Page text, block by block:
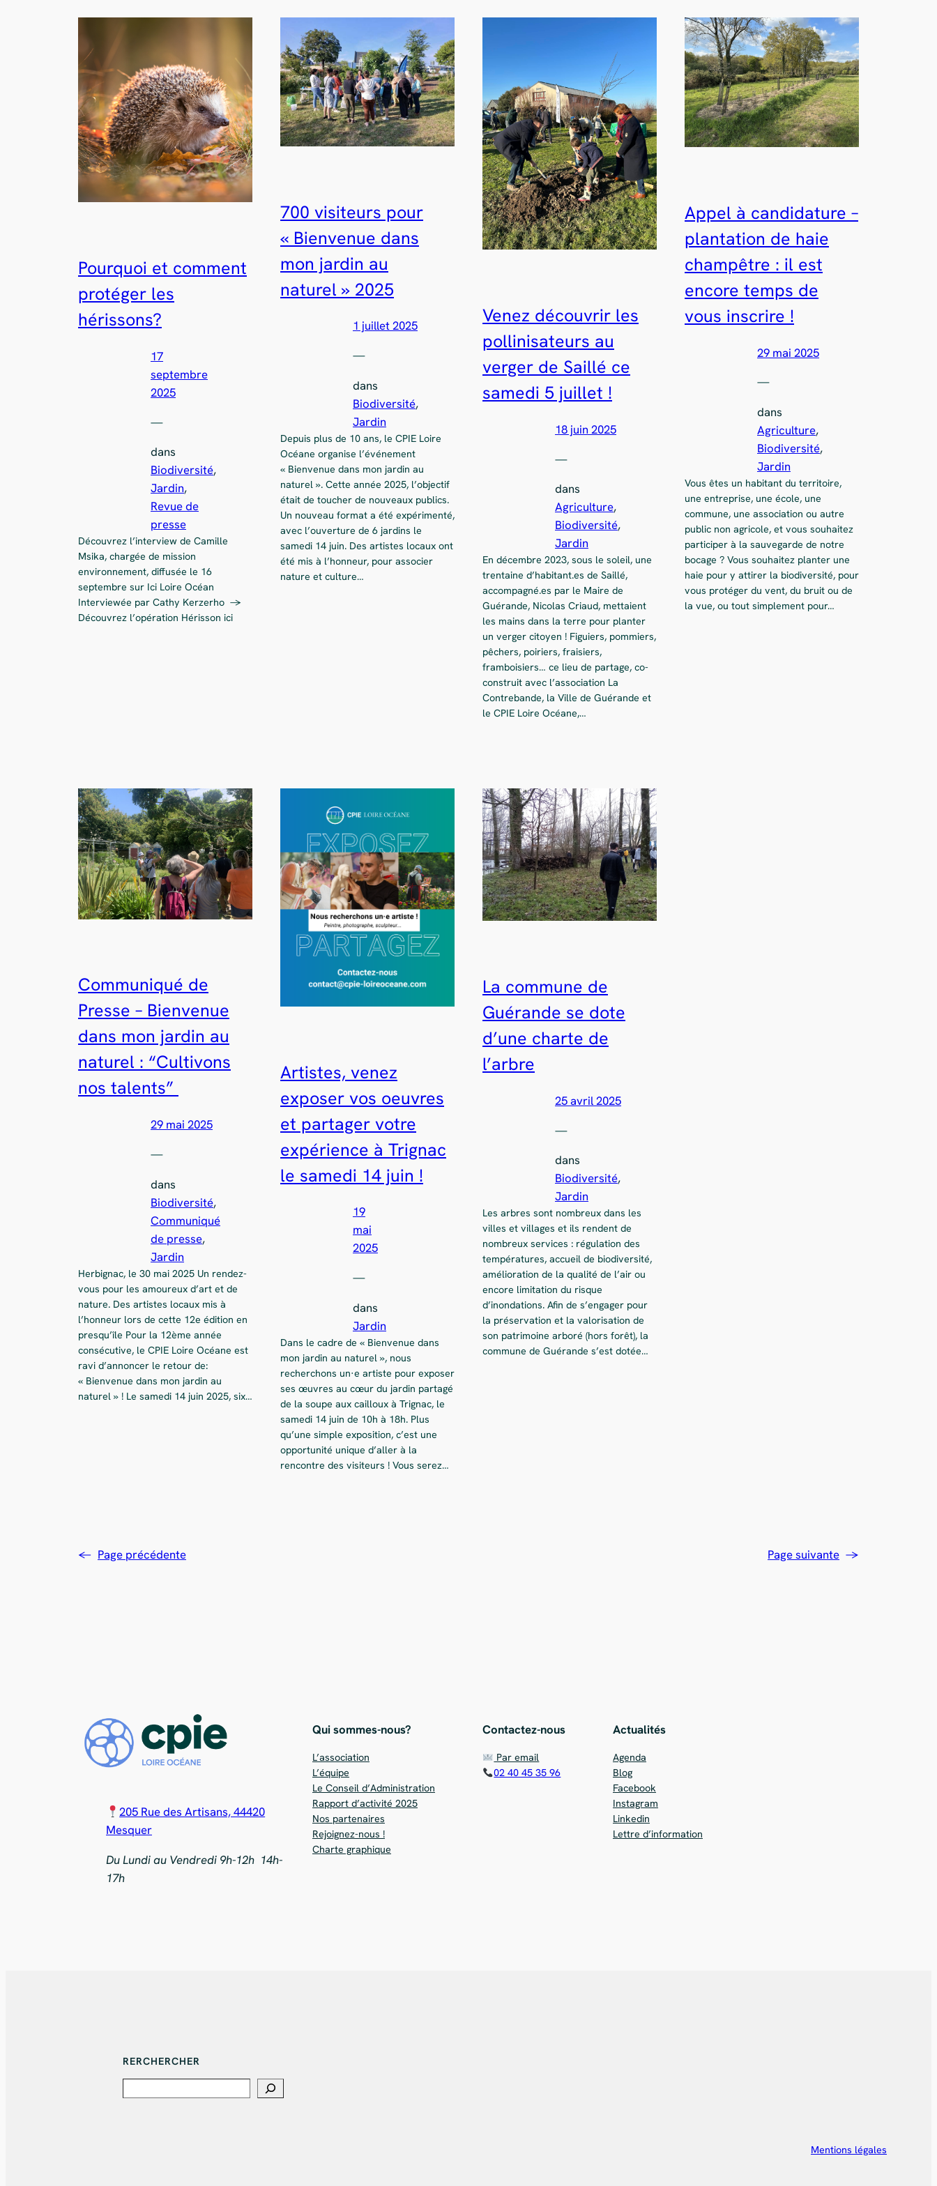
Pourquoi et comment
protéger les
hérissons?
17
septembre
2025
—
dans
Biodiversité
Jardin
Revue de
presse
Découvrez l’interview de Camille
Msika, chargée de mission
environnement, diffusée le 16
septembre sur Ici Loire Océan
Interviewée par Cathy Kerzerho ->
Découvrez l’opération Hérisson ici
700 visiteurs pour
« Bienvenue dans
mon jardin au
naturel » 2025
1 juillet 2025
—
dans
Biodiversité
Jardin
Depuis plus de 10 ans, le CPIE Loire
Océane organise l’événement
« Bienvenue dans mon jardin au
naturel ». Cette année 2025, l’objectif
était de toucher de nouveaux publics.
Un nouveau format a été expérimenté,
avec l’ouverture de 6 jardins le
samedi 14 juin. Des artistes locaux ont
été mis à l’honneur, pour associer
nature et culture…
Venez découvrir les
pollinisateurs au
verger de Saillé ce
samedi 5 juillet !
18 juin 2025
—
dans
Agriculture
Biodiversité
Jardin
En décembre 2023, sous le soleil, une
trentaine d’habitant.es de Saillé,
accompagné.es par le Maire de
Guérande, Nicolas Criaud, mettaient
les mains dans la terre pour planter
un verger citoyen ! Figuiers, pommiers,
pêchers, poiriers, fraisiers,
framboisiers… ce lieu de partage, co-
construit avec l’association La
Contrebande, la Ville de Guérande et
le CPIE Loire Océane,…
Appel à candidature –
plantation de haie
champêtre : il est
encore temps de
vous inscrire !
29 mai 2025
—
dans
Agriculture
Biodiversité
Jardin
Vous êtes un habitant du territoire,
une entreprise, une école, une
commune, une association ou autre
public non agricole, et vous souhaitez
participer à la sauvegarde de notre
bocage ? Vous souhaitez planter une
haie pour y attirer la biodiversité, pour
vous protéger du vent, du bruit ou de
la vue, ou tout simplement pour…
Communiqué de
Presse – Bienvenue
dans mon jardin au
naturel : “Cultivons
nos talents”
29 mai 2025
—
dans
Biodiversité
Communiqué
de presse
Jardin
Herbignac, le 30 mai 2025 Un rendez-
vous pour les amoureux d’art et de
nature. Des artistes locaux mis à
l’honneur lors de cette 12e édition en
presqu’île Pour la 12ème année
consécutive, le CPIE Loire Océane est
ravi d’annoncer le retour de:
« Bienvenue dans mon jardin au
naturel » ! Le samedi 14 juin 2025, six…
Artistes, venez
exposer vos oeuvres
et partager votre
expérience à Trignac
le samedi 14 juin !
19
mai
2025
—
dans
Jardin
Dans le cadre de « Bienvenue dans
mon jardin au naturel », nous
recherchons un·e artiste pour exposer
ses œuvres au cœur du jardin partagé
de la soupe aux cailloux à Trignac, le
samedi 14 juin de 10h à 18h. Plus
qu’une simple exposition, c’est une
opportunité unique d’aller à la
rencontre des visiteurs ! Vous serez…
La commune de
Guérande se dote
d’une charte de
l’arbre
25 avril 2025
—
dans
Biodiversité
Jardin
Les arbres sont nombreux dans les
villes et villages et ils rendent de
nombreux services : régulation des
températures, accueil de biodiversité,
amélioration de la qualité de l’air ou
encore limitation du risque
d’inondations. Afin de s’engager pour
la préservation et la valorisation de
son patrimoine arboré (hors forêt), la
commune de Guérande s’est dotée…
← Page précédente Page suivante →
205 Rue des Artisans, 44420
Mesquer
Du Lundi au Vendredi 9h-12h 14h-
17h
Qui sommes-nous?
L’association
L’équipe
Le Conseil d’Administration
Rapport d’activité 2025
Nos partenaires
Rejoignez-nous !
Charte graphique
Contactez-nous
Par email
02 40 45 35 96
Actualités
Agenda
Blog
Facebook
Instagram
Linkedin
Lettre d’information
RERCHERCHER
Mentions légales